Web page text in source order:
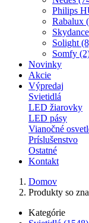
Philips
Rabalux
Solight
Somfy
Novinky
Akcie
Výpredaj
Svietidlá
LED žiarovky
LED pásy
Vianočné
Príslušenstvo
Ostatné
Kontakt
Domov
Produkty so
Kategórie